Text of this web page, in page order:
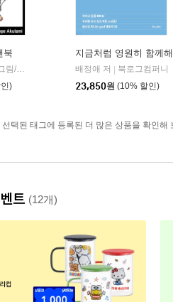
북
아쿠타미 게게 글그림/이정운 역
서울미디어코믹스(서울문화
)
지금처럼 영원히 함께해
배정애 저
북로그컴퍼니
23,850원 (10% 할인)
선택된 태그에 등록된 더 많은 상품을 확인해
트 (12개)